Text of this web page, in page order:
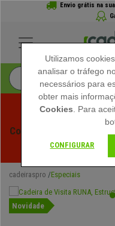
Envio grátis na
Começam os Saldos de
Exclusivos por
cadeiraspro Especiais
Novidade
Utilizamos
analisar o tráfego
necessários para
obter mais
Cookies . Para
CONFIGURAR